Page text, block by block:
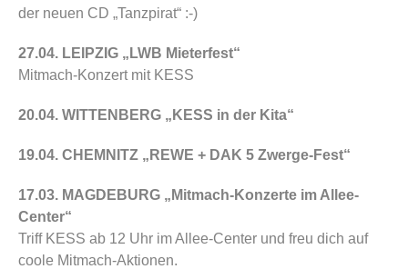
der neuen CD „Tanzpirat“ :-)
27.04. LEIPZIG „LWB Mieterfest“
Mitmach-Konzert mit KESS
20.04. WITTENBERG „KESS in der Kita“
19.04. CHEMNITZ „REWE + DAK 5 Zwerge-Fest“
17.03. MAGDEBURG „Mitmach-Konzerte im Allee-
Center“
Triff KESS ab 12 Uhr im Allee-Center und freu dich auf
coole Mitmach-Aktionen.